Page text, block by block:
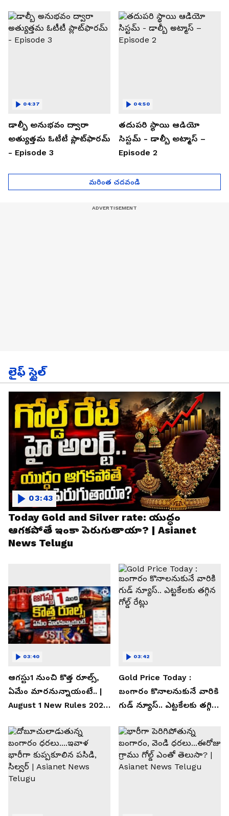
తెలుసుకోండి..!
డాల్బీ అనుభవం ద్వారా
అత్యుత్తమ ఓటీటీ ప్లాట్‌ఫారమ్
- Episode 3
04:37
తదుపరి స్థాయి ఆడియో
సిస్టమ్ - డాల్బీ అట్మాస్ –
Episode 2
04:50
మరింత చదవండి
లైఫ్ స్టైల్
Today Gold and Silver rate: యుద్ధం
ఆగకపోతే ఇంకా పెరుగుతాయా? | Asianet
News Telugu
03:43
ఆగస్టు1 నుంచి కొత్త రూల్స్,
ఏమేం మారనున్నాయంటే.. |
August 1 New Rules 2026
03:40
Gold Price Today :
బంగారం కొనాలనుకునే వారికి
గుడ్ న్యూస్.. ఎట్టకేలకు తగ్గిన
03:42